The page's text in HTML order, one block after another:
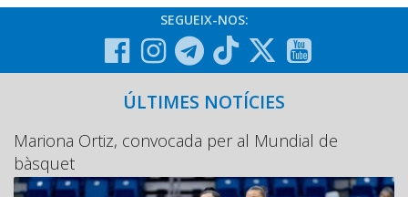
SEGUEIX-NOS:
ÚLTIMES NOTÍCIES
Mariona Ortiz, convocada per al Mundial de
bàsquet